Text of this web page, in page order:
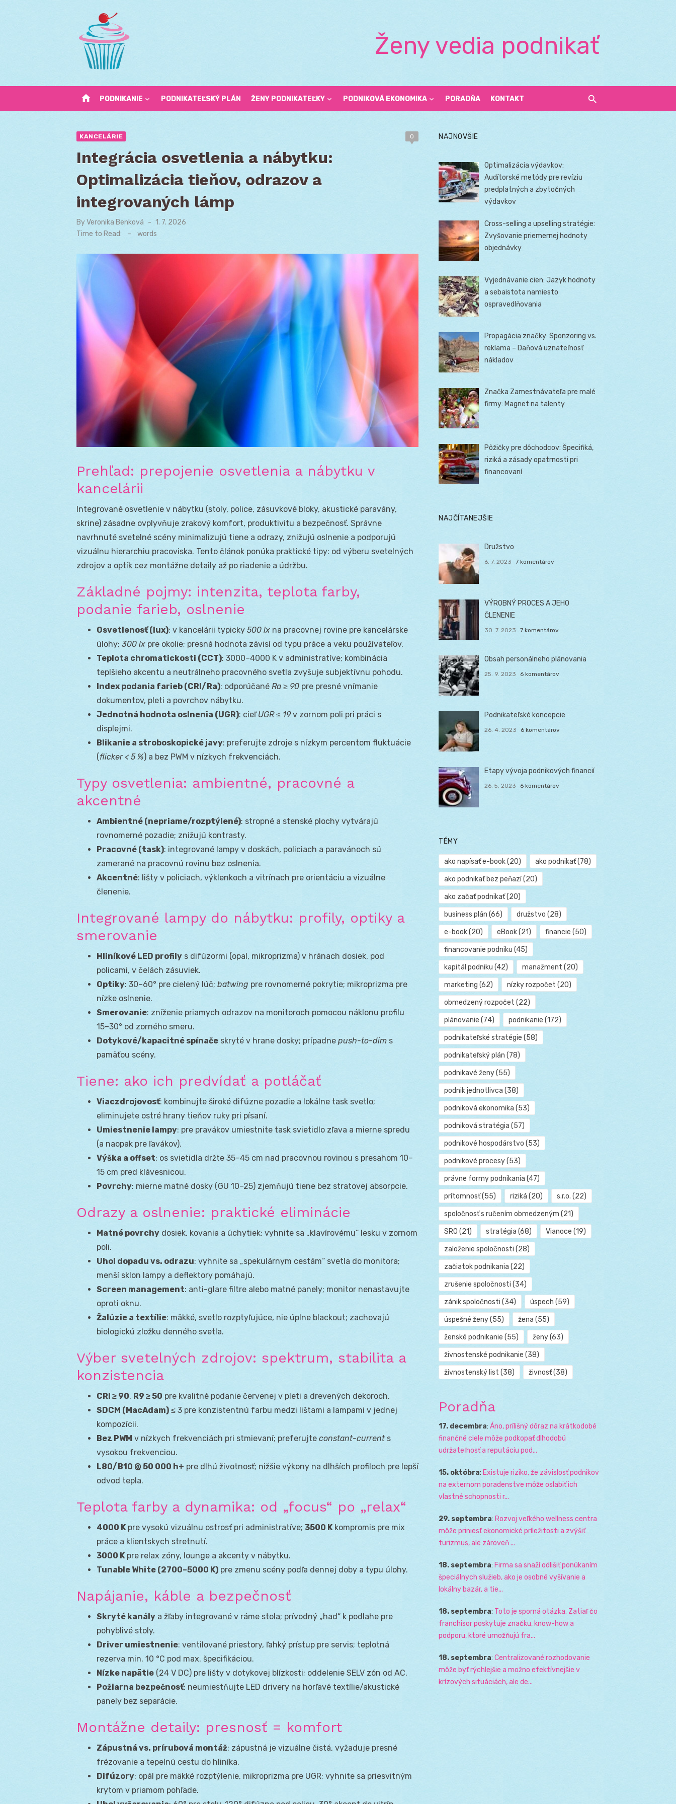
Ženy vedia podnikať
home PODNIKANIE PODNIKATEĽSKÝ PLÁN ŽENY PODNIKATEĽKY PODNIKOVÁ EKONOMIKA PORADŇA KONTAKT
KANCELÁRIE 0
Integrácia osvetlenia a nábytku:
Optimalizácia tieňov, odrazov a
integrovaných lámp
ByVeronika Benková
Posted
on
1. 7. 2026
Time to Read:
- words
Prehľad: prepojenie osvetlenia a nábytku v
kancelárii
Integrované osvetlenie v nábytku (stoly, police, zásuvkové bloky, akustické paravány,
skrine) zásadne ovplyvňuje zrakový komfort, produktivitu a bezpečnosť. Správne
navrhnuté svetelné scény minimalizujú tiene a odrazy, znižujú oslnenie a podporujú
vizuálnu hierarchiu pracoviska. Tento článok ponúka praktické tipy: od výberu svetelných
zdrojov a optík cez montážne detaily až po riadenie a údržbu.
Základné pojmy: intenzita, teplota farby,
podanie farieb, oslnenie
Osvetlenosť (lux): v kancelárii typicky 500 lx na pracovnej rovine pre kancelárske
úlohy; 300 lx pre okolie; presná hodnota závisí od typu práce a veku používateľov.
Teplota chromatickosti (CCT): 3000–4000 K v administratíve; kombinácia
teplšieho akcentu a neutrálneho pracovného svetla zvyšuje subjektívnu pohodu.
Index podania farieb (CRI/Ra): odporúčané Ra ≥ 90 pre presné vnímanie
dokumentov, pleti a povrchov nábytku.
Jednotná hodnota oslnenia (UGR): cieľUGR ≤ 19v zornom poli pri práci s
displejmi.
Blikanie a stroboskopické javy: preferujte zdroje s nízkym percentom fluktuácie
(flicker < 5 %) a bez PWM v nízkych frekvenciách.
Typy osvetlenia: ambientné, pracovné a
akcentné
Ambientné (nepriame/rozptýlené): stropné a stenské plochy vytvárajú
rovnomerné pozadie; znižujú kontrasty.
Pracovné (task): integrované lampy v doskách, policiach a paravánoch sú
zamerané na pracovnú rovinu bez oslnenia.
Akcentné: lišty v policiach, výklenkoch a vitrínach pre orientáciu a vizuálne
členenie.
Integrované lampy do nábytku: profily, optiky a
smerovanie
Hliníkové LED profily s difúzormi (opal, mikroprizma) v hránach dosiek, pod
policami, v čelách zásuviek.
Optiky: 30–60° pre cielený lúč; batwing pre rovnomerné pokrytie; mikroprizma pre
nízke oslnenie.
Smerovanie: zníženie priamych odrazov na monitoroch pomocou náklonu profilu
15–30° od zorného smeru.
Dotykové/kapacitné spínače skryté v hrane dosky; prípadne push-to-dim s
pamäťou scény.
Tiene: ako ich predvídať a potláčať
Viaczdrojovosť: kombinujte široké difúzne pozadie a lokálne task svetlo;
eliminujete ostré hrany tieňov ruky pri písaní.
Umiestnenie lampy: pre pravákov umiestnite task svietidlo zľava a mierne spredu
(a naopak pre ľavákov).
Výška a offset: os svietidla držte 35–45 cm nad pracovnou rovinou s presahom 10–
15 cm pred klávesnicou.
Povrchy: mierne matné dosky (GU 10–25) zjemňujú tiene bez stratovej absorpcie.
Odrazy a oslnenie: praktické eliminácie
Matné povrchy dosiek, kovania a úchytiek; vyhnite sa „klavírovému“ lesku v zornom
poli.
Uhol dopadu vs. odrazu: vyhnite sa „spekulárnym cestám“ svetla do monitora;
menší sklon lampy a deflektory pomáhajú.
Screen management: anti-glare filtre alebo matné panely; monitor nenastavujte
oproti oknu.
Žalúzie a textílie: mäkké, svetlo rozptyľujúce, nie úplne blackout; zachovajú
biologickú zložku denného svetla.
Výber svetelných zdrojov: spektrum, stabilita a
konzistencia
CRI ≥ 90, R9 ≥ 50 pre kvalitné podanie červenej v pleti a drevených dekoroch.
SDCM (MacAdam) ≤ 3 pre konzistentnú farbu medzi lištami a lampami v jednej
kompozícii.
Bez PWM v nízkych frekvenciách pri stmievaní; preferujte constant-currents
vysokou frekvenciou.
L80/B10 @ 50 000 h+ pre dlhú životnosť; nižšie výkony na dlhších profiloch pre lepší
odvod tepla.
Teplota farby a dynamika: od „focus“ po „relax“
4000 K pre vysokú vizuálnu ostrosť pri administratíve; 3500 K kompromis pre mix
práce a klientskych stretnutí.
3000 K pre relax zóny, lounge a akcenty v nábytku.
Tunable White (2700–5000 K) pre zmenu scény podľa dennej doby a typu úlohy.
Napájanie, káble a bezpečnosť
Skryté kanály a žľaby integrované v ráme stola; prívodný „had“ k podlahe pre
pohyblivé stoly.
Driver umiestnenie: ventilované priestory, ľahký prístup pre servis; teplotná
rezerva min. 10 °C pod max. špecifikáciou.
Nízke napätie (24 V DC) pre lišty v dotykovej blízkosti; oddelenie SELV zón od AC.
Požiarna bezpečnosť: neumiestňujte LED drivery na horľavé textílie/akustické
panely bez separácie.
Montážne detaily: presnosť = komfort
Zápustná vs. prírubová montáž: zápustná je vizuálne čistá, vyžaduje presné
frézovanie a tepelnú cestu do hliníka.
Difúzory: opál pre mäkké rozptýlenie, mikroprizma pre UGR; vyhnite sa priesvitným
krytom v priamom pohľade.
NAJNOVŠIE
Optimalizácia výdavkov:
Audítorské metódy pre revíziu
predplatných a zbytočných
výdavkov
Cross-selling a upselling stratégie:
Zvyšovanie priemernej hodnoty
objednávky
Vyjednávanie cien: Jazyk hodnoty
a sebaistota namiesto
ospravedlňovania
Propagácia značky: Sponzoring vs.
reklama – Daňová uznateľnosť
nákladov
Značka Zamestnávateľa pre malé
firmy: Magnet na talenty
Pôžičky pre dôchodcov: Špecifiká,
riziká a zásady opatrnosti pri
financovaní
NAJČÍTANEJŠIE
Družstvo
6. 7. 2023 7 komentárov
VÝROBNÝ PROCES A JEHO
ČLENENIE
30. 7. 2023 7 komentárov
Obsah personálneho plánovania
25. 9. 2023 6 komentárov
Podnikateľské koncepcie
26. 4. 2023 6 komentárov
Etapy vývoja podnikových financií
26. 5. 2023 6 komentárov
TÉMY
ako napísať e-book(20) ako podnikať(78)
ako podnikať bez peňazí(20)
ako začať podnikať(20)
business plán (66) družstvo (28)
e-book(20) eBook(21) financie (50)
financovanie podniku (45)
kapitál podniku (42) manažment (20)
marketing (62) nízky rozpočet (20)
obmedzený rozpočet (22)
plánovanie (74) podnikanie (172)
podnikateľské stratégie (58)
podnikateľský plán (78)
podnikavé ženy(55)
podnik jednotlivca (38)
podniková ekonomika (53)
podniková stratégia (57)
podnikové hospodárstvo (53)
podnikové procesy(53)
právne formy podnikania (47)
prítomnosť(55) riziká (20) s.r.o. (22)
spoločnosť s ručením obmedzeným (21)
SRO (21) stratégia (68) Vianoce (19)
založenie spoločnosti (28)
začiatok podnikania (22)
zrušenie spoločnosti (34)
zánik spoločnosti (34) úspech (59)
úspešné ženy(55) žena (55)
ženské podnikanie (55) ženy(63)
živnostenské podnikanie (38)
živnostenský list (38) živnosť(38)
Poradňa
17. decembra: Áno, prílišný dôraz na krátkodobé
finančné ciele môže podkopať dlhodobú
udržateľnosť a reputáciu pod...
15. októbra: Existuje riziko, že závislosť podnikov
na externom poradenstve môže oslabiť ich
vlastné schopnosti r...
29. septembra: Rozvoj veľkého wellness centra
môže priniesť ekonomické príležitosti a zvýšiť
turizmus, ale zároveň ...
18. septembra: Firma sa snaží odlišiť ponúkaním
špeciálnych služieb, ako je osobné vyšívanie a
lokálny bazár, a tie...
18. septembra: Toto je sporná otázka. Zatiaľ čo
franchisor poskytuje značku, know-how a
podporu, ktoré umožňujú fra...
18. septembra: Centralizované rozhodovanie
môže byť rýchlejšie a možno efektívnejšie v
krízových situáciách, ale de...